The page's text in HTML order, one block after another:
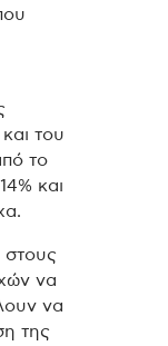
του
το
και
στους
να
να
της